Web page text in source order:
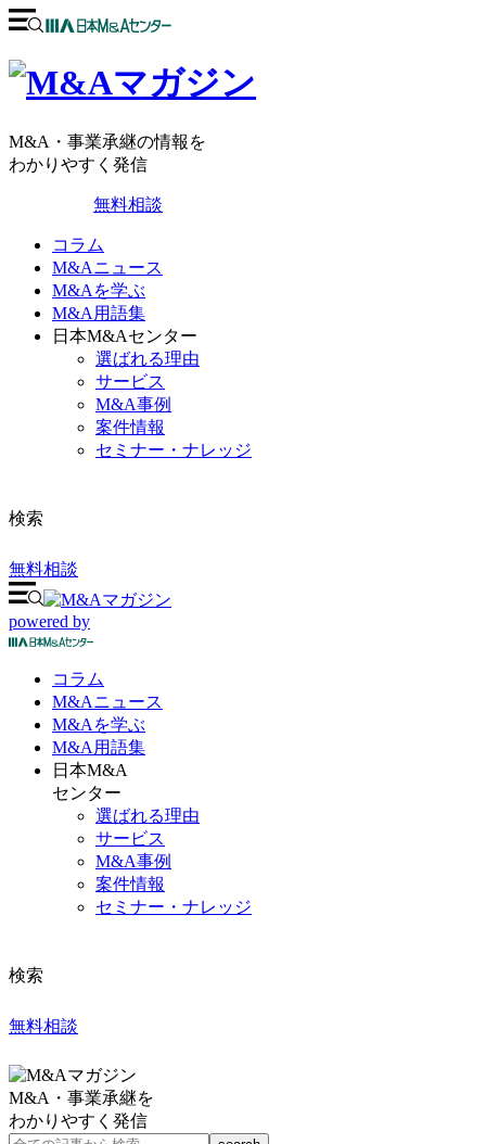
M&A・事業承継の情報を
わかりやすく発信
無料相談
コラム
M&Aニュース
M&Aを学ぶ
M&A用語集
日本M&Aセンター
選ばれる理由
サービス
M&A事例
案件情報
セミナー・ナレッジ
検索
無料相談
powered by
コラム
M&Aニュース
M&Aを学ぶ
M&A 用語集
日本M&A
センター
選ばれる理由
サービス
M&A事例
案件情報
セミナー・ナレッジ
検索
無料相談
M&A・事業承継を
わかりやすく発信